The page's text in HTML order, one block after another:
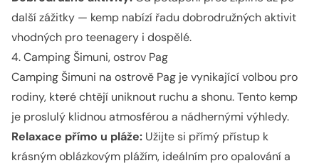
další zážitky — kemp nabízí řadu dobrodružných aktivit
vhodných pro teenagery i dospělé.
4. Camping Šimuni, ostrov Pag
Camping Šimuni na ostrově Pag je vynikající volbou pro
rodiny, které chtějí uniknout ruchu a shonu. Tento kemp
je proslulý klidnou atmosférou a nádhernými výhledy.
Relaxace přímo u pláže: Užijte si přímý přístup k
krásným oblázkovým plážím, ideálním pro opalování a